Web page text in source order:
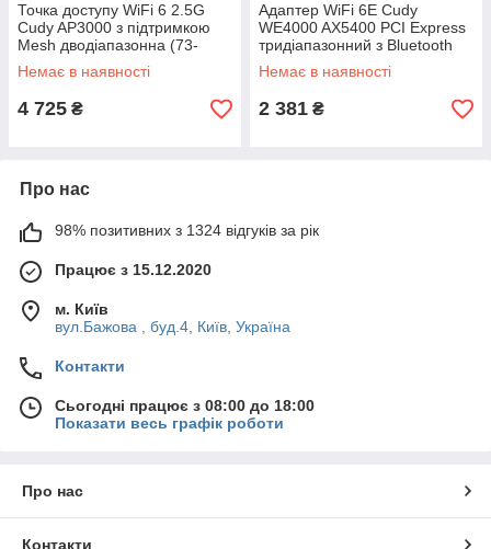
Точка доступу WiFi 6 2.5G
Cudy AP3000 з підтримкою
Mesh дводіапазонна (73-
00521)
Немає в наявності
4 725 ₴
Адаптер WiFi 6E Cudy
WE4000 AX5400 PCI Express
тридіапазонний з Bluetooth
5.2 (73-00535)
Немає в наявності
2 381 ₴
Про нас
98% позитивних з 1324 відгуків за рік
Працює з 15.12.2020
м. Київ
вул.Бажова , буд.4, Київ, Україна
Контакти
Сьогодні працює з 08:00 до 18:00
Показати весь графік роботи
Про нас
Контакти